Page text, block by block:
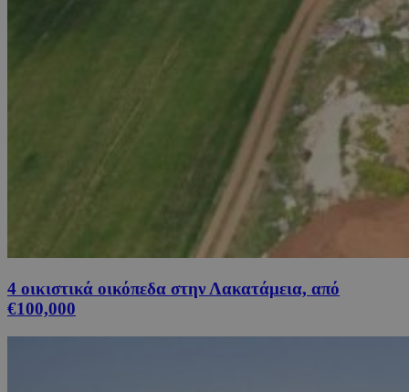
4 οικιστικά οικόπεδα στην Λακατάμεια, από
€100,000